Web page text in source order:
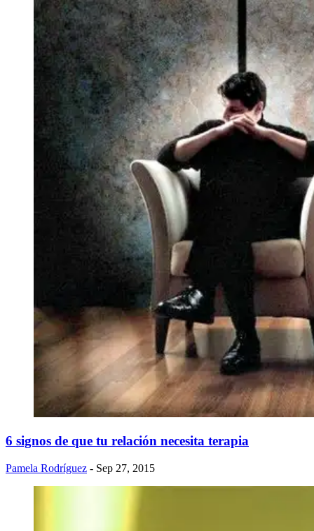
6 signos de que tu relación necesita terapia
Pamela Rodríguez - Sep 27, 2015